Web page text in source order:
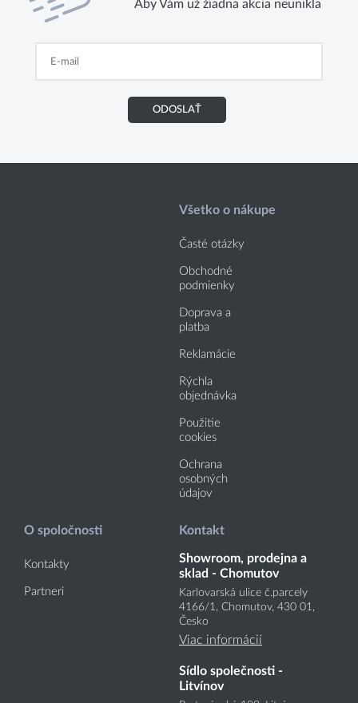
Aby Vám už žiadna akcia neunikla
ODOSLAŤ
Všetko o nákupe
Časté otázky
Obchodné
podmienky
Doprava a
platba
Reklamácie
Rýchla
objednávka
Použitie
cookies
Ochrana
osobných
údajov
O spoločnosti
Kontakty
Partneri
Kontakt
Showroom, prodejna a
sklad - Chomutov
Karlovarská ulice č.parcely
4166/1, Chomutov, 430 01,
Česko
Viac informácií
Sídlo společnosti -
Litvínov